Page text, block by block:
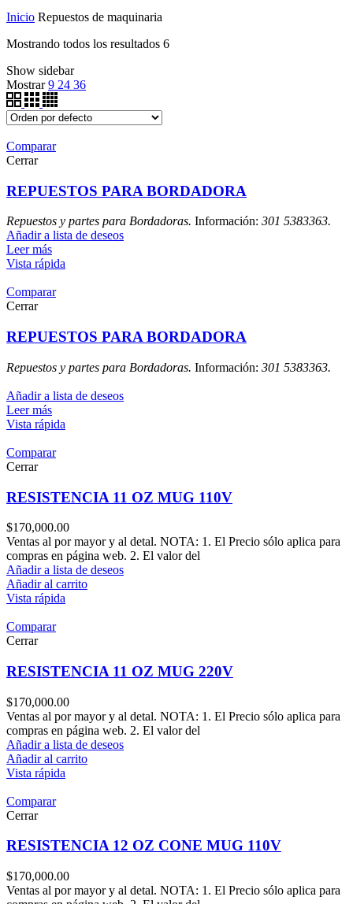
Inicio Repuestos de maquinaria
Mostrando todos los resultados 6
Show sidebar
Mostrar 9 24 36
Comparar
Cerrar
REPUESTOS PARA BORDADORA
Repuestos y partes para Bordadoras. Información: 301 5383363.
Añadir a lista de deseos
Leer más
Vista rápida
Comparar
Cerrar
REPUESTOS PARA BORDADORA
Repuestos y partes para Bordadoras. Información: 301 5383363.
Añadir a lista de deseos
Leer más
Vista rápida
Comparar
Cerrar
RESISTENCIA 11 OZ MUG 110V
$170,000.00
Ventas al por mayor y al detal. NOTA: 1. El Precio sólo aplica para
compras en página web. 2. El valor del
Añadir a lista de deseos
Añadir al carrito
Vista rápida
Comparar
Cerrar
RESISTENCIA 11 OZ MUG 220V
$170,000.00
Ventas al por mayor y al detal. NOTA: 1. El Precio sólo aplica para
compras en página web. 2. El valor del
Añadir a lista de deseos
Añadir al carrito
Vista rápida
Comparar
Cerrar
RESISTENCIA 12 OZ CONE MUG 110V
$170,000.00
Ventas al por mayor y al detal. NOTA: 1. El Precio sólo aplica para